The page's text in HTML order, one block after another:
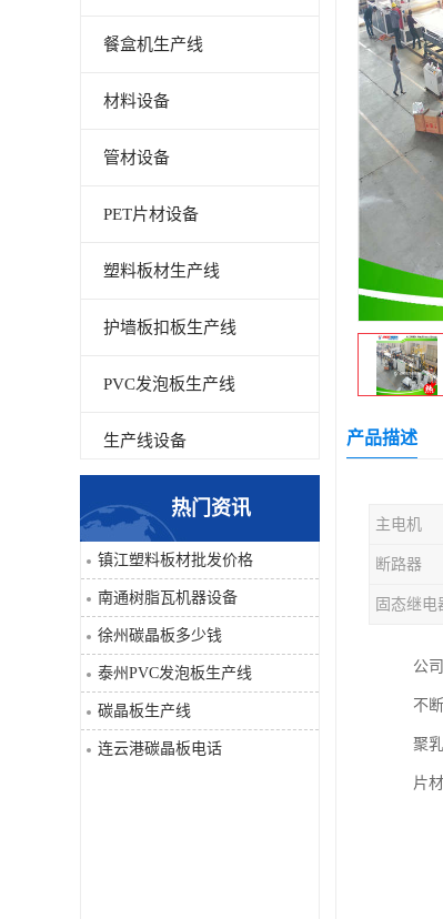
餐盒机生产线
材料设备
管材设备
PET片材设备
塑料板材生产线
护墙板扣板生产线
PVC发泡板生产线
生产线设备
碳晶板生产线
PVC仿大理石板生产线
热门资讯
镇江塑料板材批发价格
南通树脂瓦机器设备
徐州碳晶板多少钱
泰州PVC发泡板生产线
碳晶板生产线
连云港碳晶板电话
产品描述
主电机
断路器
固态继电
公
不
聚
片材